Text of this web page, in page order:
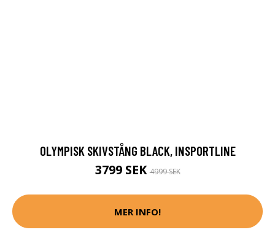
OLYMPISK SKIVSTÅNG BLACK, INSPORTLINE
3799 SEK4999 SEK
MER INFO!